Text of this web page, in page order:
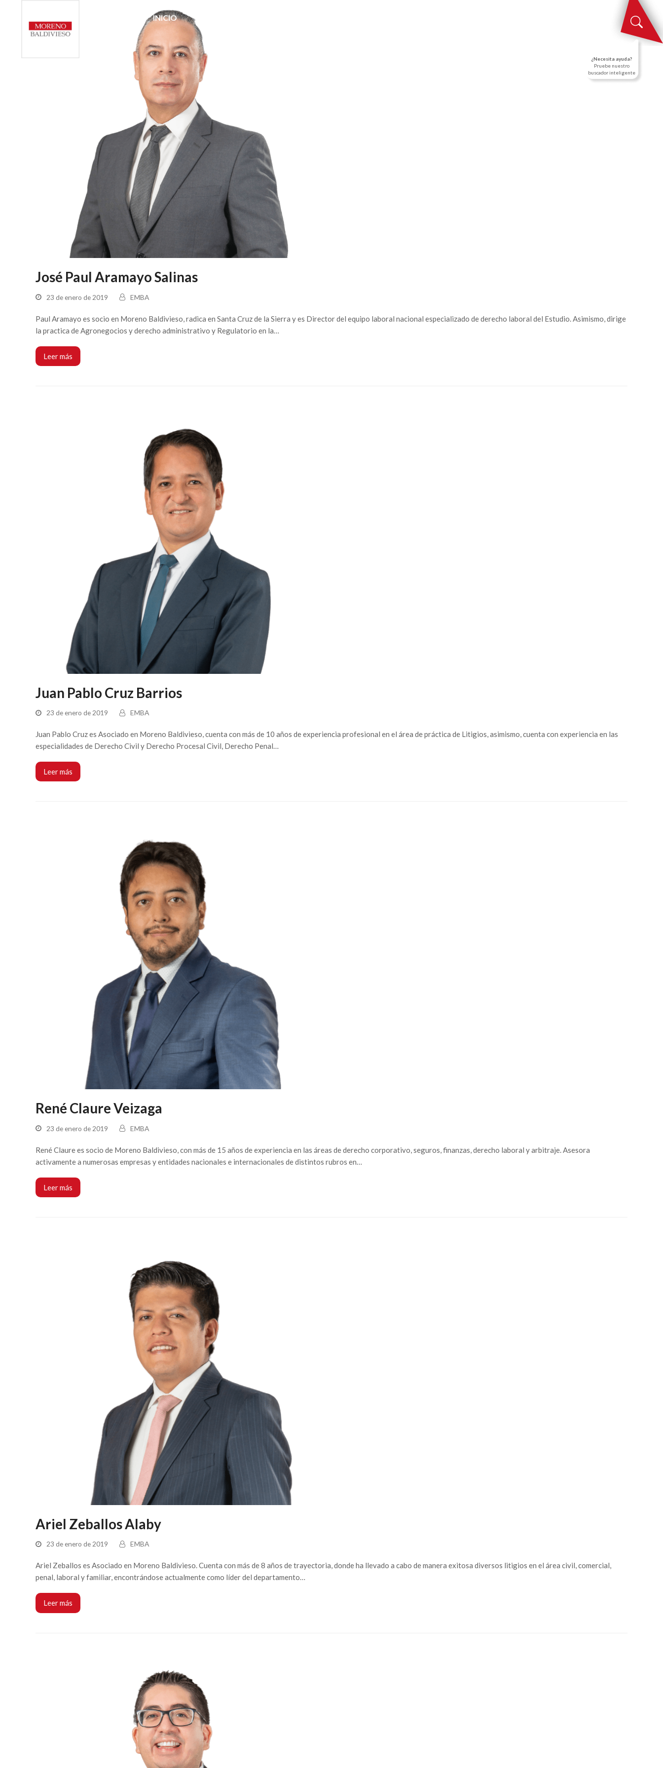
INICIO
¿Necesita ayuda?
Pruebe nuestro
buscador inteligente
José Paul Aramayo Salinas
23 de enero de 2019 EMBA
Paul Aramayo es socio en Moreno Baldivieso, radica en Santa Cruz de la Sierra y es Director del equipo laboral nacional especializado de derecho laboral del Estudio. Asimismo, dirige
la practica de Agronegocios y derecho administrativo y Regulatorio en la…
Leer más
Juan Pablo Cruz Barrios
23 de enero de 2019 EMBA
Juan Pablo Cruz es Asociado en Moreno Baldivieso, cuenta con más de 10 años de experiencia profesional en el área de práctica de Litigios, asimismo, cuenta con experiencia en las
especialidades de Derecho Civil y Derecho Procesal Civil, Derecho Penal…
Leer más
René Claure Veizaga
23 de enero de 2019 EMBA
René Claure es socio de Moreno Baldivieso, con más de 15 años de experiencia en las áreas de derecho corporativo, seguros, finanzas, derecho laboral y arbitraje. Asesora
activamente a numerosas empresas y entidades nacionales e internacionales de distintos rubros en…
Leer más
Ariel Zeballos Alaby
23 de enero de 2019 EMBA
Ariel Zeballos es Asociado en Moreno Baldivieso. Cuenta con más de 8 años de trayectoria, donde ha llevado a cabo de manera exitosa diversos litigios en el área civil, comercial,
penal, laboral y familiar, encontrándose actualmente como líder del departamento…
Leer más